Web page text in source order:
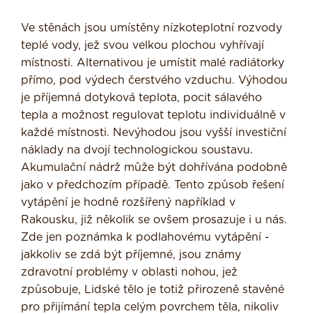
Ve stěnách jsou umístěny nízkoteplotní rozvody
teplé vody, jež svou velkou plo­chou vyhřívají
místnosti. Alternativou je umístit malé radiátorky
přímo, pod výdech čerstvého vzduchu. Výhodou
je příjemná dotyková teplota, pocit sálavého
tepla a možnost regulovat teplotu individuálně v
každé místnosti. Nevýhodou jsou vyšší investiční
náklady na dvojí technologic­kou soustavu.
Akumulační nádrž může být dohřívána podobně
jako v předchozím případě. Tento způsob řešení
vytápění je hodně rozšířený například v
Rakousku, již několik se ovšem prosazuje i u nás.
Zde jen poznámka k podlahovému vytápění -
jakkoliv se zdá být příjemné, jsou známy
zdravotní problémy v oblasti nohou, jež
způsobuje, Lidské tělo je totiž přirozeně stavěné
pro přijímání tepla celým povr­chem těla, nikoliv